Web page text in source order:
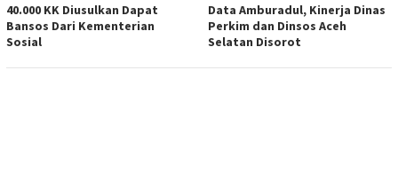
40.000 KK Diusulkan Dapat
Bansos Dari Kementerian
Sosial
Data Amburadul, Kinerja Dinas
Perkim dan Dinsos Aceh
Selatan Disorot